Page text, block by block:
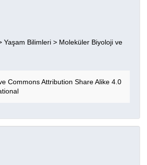
Yaşam Bilimleri > Moleküler Biyoloji ve
Commons Attribution Share Alike 4.0